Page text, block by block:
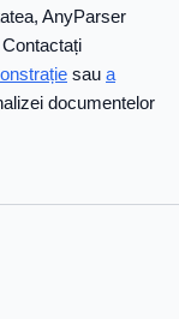
AnyParser
sau a
documentelor